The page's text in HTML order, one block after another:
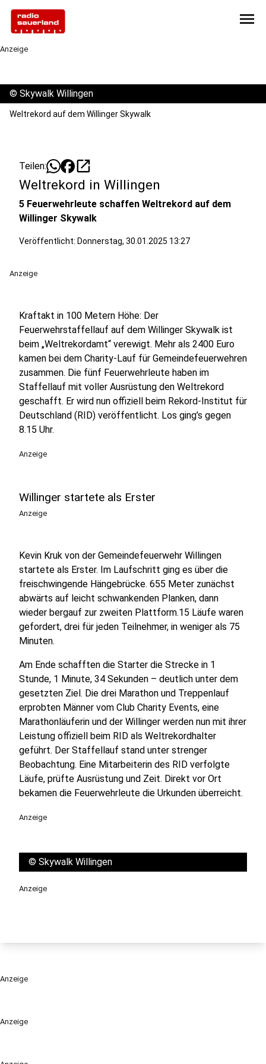
menu
Anzeige
Anzeige
© Skywalk Willingen
Weltrekord auf dem Willinger Skywalk
Teilen: open_in_new
Weltrekord in Willingen
5 Feuerwehrleute schaffen Weltrekord auf dem
Willinger Skywalk
Veröffentlicht: Donnerstag, 30.01.2025 13:27
Anzeige
Kraftakt in 100 Metern Höhe: Der
Feuerwehrstaffellauf auf dem Willinger Skywalk ist
beim „Weltrekordamt“ verewigt. Mehr als 2400 Euro
kamen bei dem Charity-Lauf für Gemeindefeuerwehren
zusammen. Die fünf Feuerwehrleute haben im
Staffellauf mit voller Ausrüstung den Weltrekord
geschafft. Er wird nun offiziell beim Rekord-Institut für
Deutschland (RID) veröffentlicht. Los ging’s gegen
8.15 Uhr.
Anzeige
Willinger startete als Erster
Anzeige
Kevin Kruk von der Gemeindefeuerwehr Willingen
startete als Erster. Im Laufschritt ging es über die
freischwingende Hängebrücke. 655 Meter zunächst
abwärts auf leicht schwankenden Planken, dann
wieder bergauf zur zweiten Plattform.15 Läufe waren
gefordert, drei für jeden Teilnehmer, in weniger als 75
Minuten.
Am Ende schafften die Starter die Strecke in 1
Stunde, 1 Minute, 34 Sekunden – deutlich unter dem
gesetzten Ziel. Die drei Marathon und Treppenlauf
erprobten Männer vom Club Charity Events, eine
Marathonläuferin und der Willinger werden nun mit ihrer
Leistung offiziell beim RID als Weltrekordhalter
geführt. Der Staffellauf stand unter strenger
Beobachtung. Eine Mitarbeiterin des RID verfolgte
Läufe, prüfte Ausrüstung und Zeit. Direkt vor Ort
bekamen die Feuerwehrleute die Urkunden überreicht.
Anzeige
© Skywalk Willingen
Anzeige
Anzeige